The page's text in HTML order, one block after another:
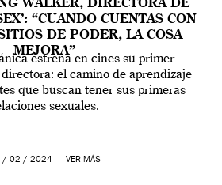
WALKER, DIRECTORA DE
“CUANDO CUENTAS CON
DE PODER, LA COSA
MEJORA”
estrena en cines su primer
el camino de aprendizaje
que buscan tener sus primeras
sexuales.
/ 02 / 2024 — VER MÁS